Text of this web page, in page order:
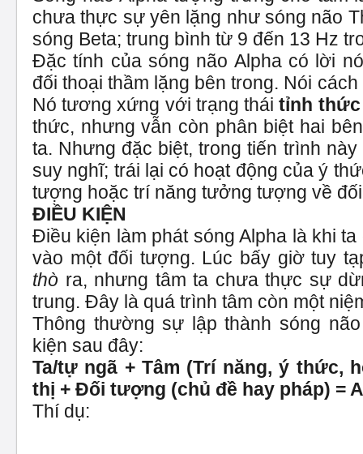
chưa thực sự yên lặng như sóng não
sóng Beta; trung bình từ 9 đến 13 Hz
Đặc tính của sóng não Alpha có lời
đối thoại thầm lặng bên trong. Nói
Nó tương xứng với trạng tháitỉnh
thức, nhưng vẫn còn phân biệt hai
ta. Nhưng đặc biệt, trong tiến trình
suy nghĩ; trái lại có hoạt động của ý
tượng hoặc trí năng tưởng tượng về
ĐIỀU KIỆN
Điều kiện làm phát sóng Alpha là khi
vào một đối tượng. Lúc bấy giờ tuy
thò ra, nhưng tâm ta chưa thực sự
trung. Đây là quá trình tâm còn một
Thông thường sự lập thành sóng
kiện sau đây:
Ta/tự ngã + Tâm (Trí năng, ý thức,
thị + Đối tượng (chủ đề hay pháp) =
Thí dụ: